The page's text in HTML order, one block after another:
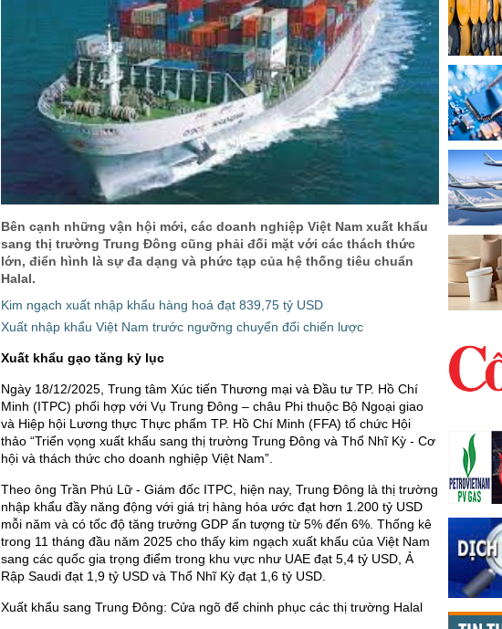
Bên cạnh những vận hội mới, các doanh nghiệp Việt Nam xuất khẩu
sang thị trường Trung Đông cũng phải đối mặt với các thách thức
lớn, điển hình là sự đa dạng và phức tạp của hệ thống tiêu chuẩn
Halal.
Kim ngạch xuất nhập khẩu hàng hoá đạt 839,75 tỷ USD
Xuất nhập khẩu Việt Nam trước ngưỡng chuyển đổi chiến lược
Xuất khẩu gạo tăng kỷ lục
Ngày 18/12/2025, Trung tâm Xúc tiến Thương mại và Đầu tư TP. Hồ Chí
Minh (ITPC) phối hợp với Vụ Trung Đông – châu Phi thuộc Bộ Ngoại giao
và Hiệp hội Lương thực Thực phẩm TP. Hồ Chí Minh (FFA) tổ chức Hội
thảo “Triển vọng xuất khẩu sang thị trường Trung Đông và Thổ Nhĩ Kỳ - Cơ
hội và thách thức cho doanh nghiệp Việt Nam”.
Theo ông Trần Phú Lữ - Giám đốc ITPC, hiện nay, Trung Đông là thị trường
nhập khẩu đầy năng động với giá trị hàng hóa ước đạt hơn 1.200 tỷ USD
mỗi năm và có tốc độ tăng trưởng GDP ấn tượng từ 5% đến 6%. Thống kê
trong 11 tháng đầu năm 2025 cho thấy kim ngạch xuất khẩu của Việt Nam
sang các quốc gia trọng điểm trong khu vực như UAE đạt 5,4 tỷ USD, Ả
Rập Saudi đạt 1,9 tỷ USD và Thổ Nhĩ Kỳ đạt 1,6 tỷ USD.
Xuất khẩu sang Trung Đông: Cửa ngõ để chinh phục các thị trường Halal